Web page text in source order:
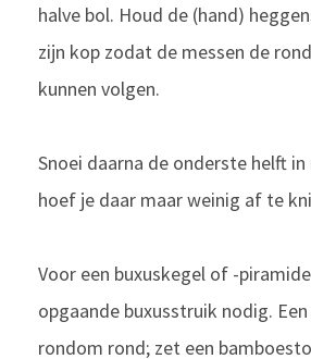
halve bol. Houd de (hand)
zijn kop zodat de messen de
kunnen volgen.
Snoei daarna de onderste helft
hoef je daar maar weinig af te
Voor een buxuskegel of -
opgaande buxusstruik nodig.
rondom rond; zet een